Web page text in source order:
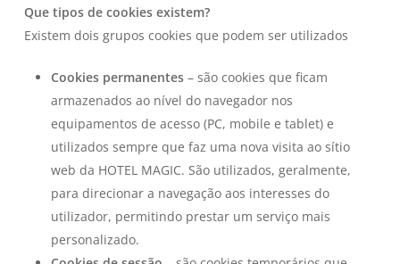
Que tipos de cookies existem?
Existem dois grupos cookies que podem ser utilizados
Cookies permanentes– são cookies que ficam
armazenados ao nível do navegador nos
equipamentos de acesso (PC, mobile e tablet) e
utilizados sempre que faz uma nova visita ao sítio
web da HOTEL MAGIC. São utilizados, geralmente,
para direcionar a navegação aos interesses do
utilizador, permitindo prestar um serviço mais
personalizado.